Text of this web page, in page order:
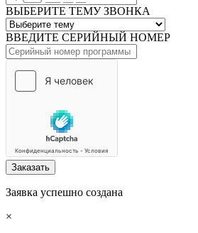
ВЫБЕРИТЕ ТЕМУ ЗВОНКА
ВВЕДИТЕ СЕРИЙНЫЙ НОМЕР
Заказать
Заявка успешно создана
×